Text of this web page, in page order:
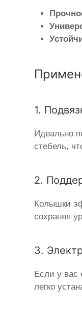
1.
Идеально
стебель,
2.
Колышки
сохраняя
3.
Если у вас
легко